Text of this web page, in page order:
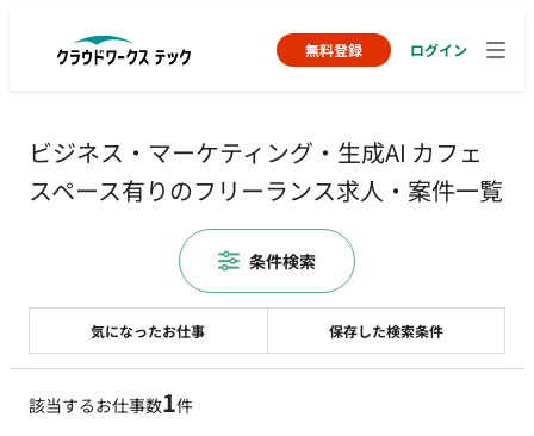
無料登録 ログイン
ビジネス・マーケティング・生成AI カフェ
スペース有りのフリーランス求人・案件一覧
該当するお仕事数1件
気になったお仕事 保存した検索条件
条件検索